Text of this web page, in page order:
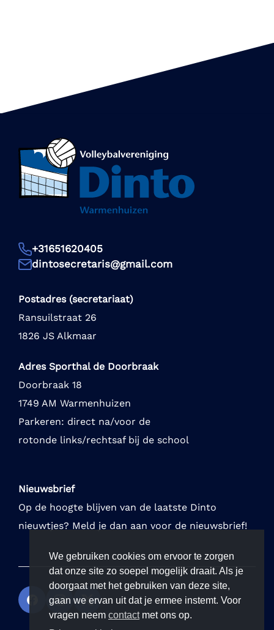
+31651620405
dintosecretaris@gmail.com
Postadres (secretariaat)
Ransuilstraat 26
1826 JS Alkmaar
Adres Sporthal de Doorbraak
Doorbraak 18
1749 AM Warmenhuizen
Parkeren: direct na/voor de
rotonde links/rechtsaf bij de school
Nieuwsbrief
Op de hoogte blijven van de laatste Dinto
nieuwtjes? Meld je dan aan voor de nieuwsbrief!
We gebruiken cookies om ervoor te zorgen
dat onze site zo soepel mogelijk draait. Als je
doorgaat met het gebruiken van deze site,
gaan we ervan uit dat je ermee instemt. Voor
vragen neem contactmet ons op.